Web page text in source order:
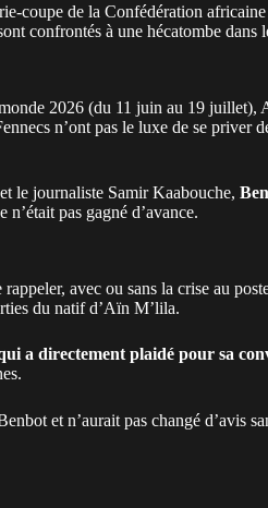
coupe de la Confédération
confrontés à une hécatombe dans
2026 (du 11 juin au 19 juillet),
n’ont pas le luxe de se priver
et le journaliste Samir Kaabouche,
pas gagné d’avance.
avec ou sans la crise au
du natif d’Aïn M’lila.
a directement plaidé pour sa
et n’aurait pas changé d’avis